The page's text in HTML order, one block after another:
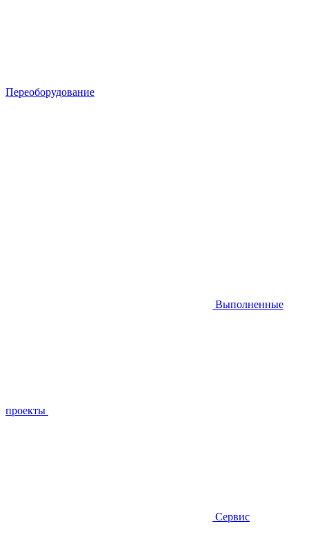
Переоборудование
Выполненные
проекты
Сервис